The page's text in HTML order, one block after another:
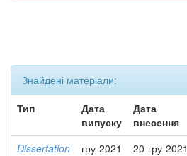
Знайдені матеріали:
Тип
Дата
випуску
Дата
внесення
Dissertation гру-2021 20-гру-2021